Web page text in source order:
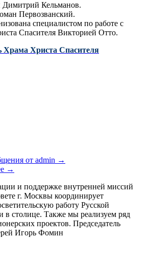
Димитрий Кельманов.
Первозванский.
специалистом по работе с
Спасителя Викторией Отто.
Храма Христа Спасителя
от admin →
→
и поддержке внутренней миссий
г. Москвы координирует
работу Русской
в столице. Также мы реализуем ряд
проектов. Председатель
Игорь Фомин